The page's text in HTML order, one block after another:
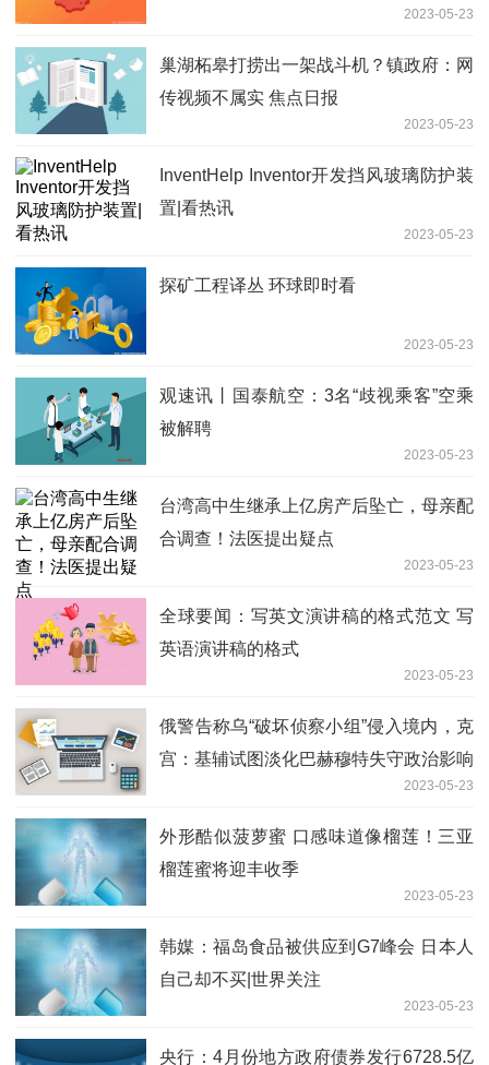
2023-05-23
巢湖柘皋打捞出一架战斗机？镇政府：网
传视频不属实 焦点日报
2023-05-23
InventHelp Inventor开发挡风玻璃防护装
置|看热讯
2023-05-23
探矿工程译丛 环球即时看
2023-05-23
观速讯丨国泰航空：3名“歧视乘客”空乘
被解聘
2023-05-23
台湾高中生继承上亿房产后坠亡，母亲配
合调查！法医提出疑点
2023-05-23
全球要闻：写英文演讲稿的格式范文 写
英语演讲稿的格式
2023-05-23
俄警告称乌“破坏侦察小组”侵入境内，克
宫：基辅试图淡化巴赫穆特失守政治影响
2023-05-23
外形酷似菠萝蜜 口感味道像榴莲！三亚
榴莲蜜将迎丰收季
2023-05-23
韩媒：福岛食品被供应到G7峰会 日本人
自己却不买|世界关注
2023-05-23
央行：4月份地方政府债券发行6728.5亿